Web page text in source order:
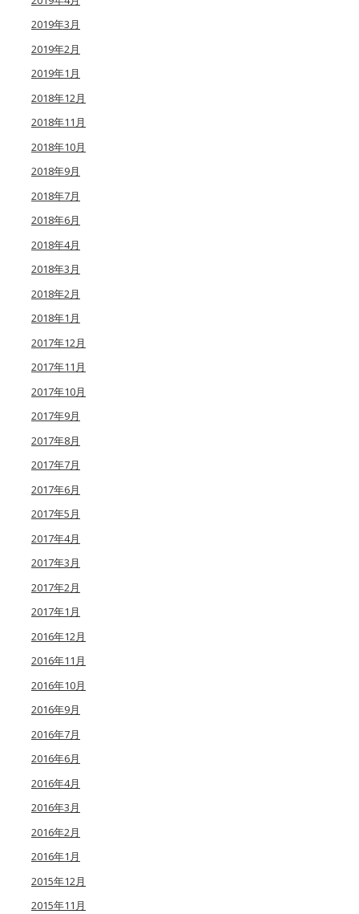
2019年3月
2019年2月
2019年1月
2018年12月
2018年11月
2018年10月
2018年9月
2018年7月
2018年6月
2018年4月
2018年3月
2018年2月
2018年1月
2017年12月
2017年11月
2017年10月
2017年9月
2017年8月
2017年7月
2017年6月
2017年5月
2017年4月
2017年3月
2017年2月
2017年1月
2016年12月
2016年11月
2016年10月
2016年9月
2016年7月
2016年6月
2016年4月
2016年3月
2016年2月
2016年1月
2015年12月
2015年11月